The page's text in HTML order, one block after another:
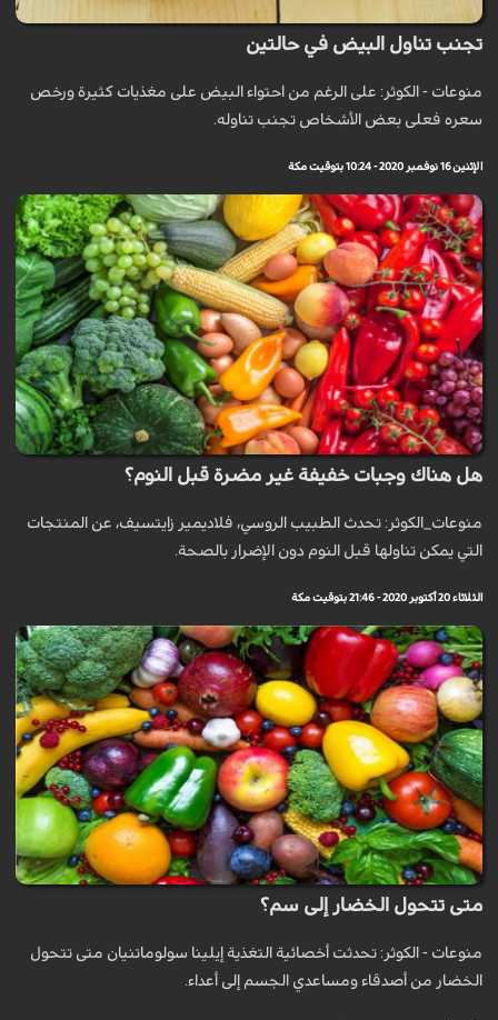
تجنب تناول البيض في حالتين
منوعات - الكوثر: على الرغم من احتواء البيض على مغذيات كثيرة ورخص
سعره فعلى بعض الأشخاص تجنب تناوله.
الإثنين 16 نوفمبر 2020 - 10:24 بتوقيت مكة
هل هناك وجبات خفيفة غير مضرة قبل النوم؟
منوعات_الكوثر: تحدث الطبيب الروسي، فلاديمير زايتسيف، عن المنتجات
التي يمكن تناولها قبل النوم دون الإضرار بالصحة.
الثلاثاء 20 أكتوبر 2020 - 21:46 بتوقيت مكة
متى تتحول الخضار إلى سم؟
منوعات - الكوثر: تحدثت أخصائية التغذية إيلينا سولوماتنيان متى تتحول
الخضار من أصدقاء ومساعدي الجسم إلى أعداء.